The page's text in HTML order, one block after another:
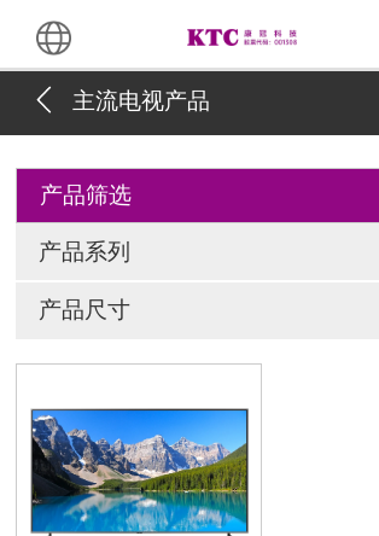
主流电视产品
产品筛选
产品系列
产品尺寸